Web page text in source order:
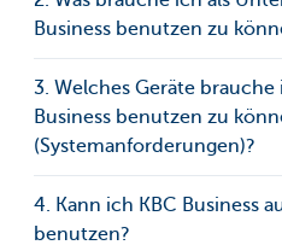
Business benutzen zu
3. Welches Geräte
Business benutzen zu
(Systemanforderungen)?
4. Kann ich KBC Business
benutzen?